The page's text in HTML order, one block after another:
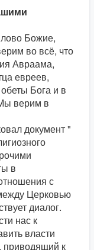
Божие,
во всё, что
Авраама,
евреев,
Бога и в
верим в
документ "
в
с
Церковью
диалог.
нас к
власти
приводящий к